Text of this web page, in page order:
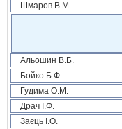
Шмаров В.М.
Альошин В.Б.
Бойко Б.Ф.
Гудима О.М.
Драч І.Ф.
Заєць І.О.